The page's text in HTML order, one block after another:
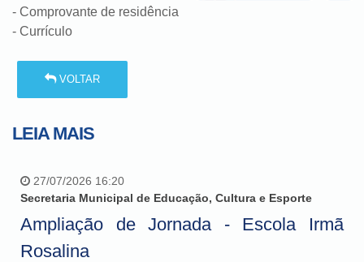
- Comprovante de residência
- Currículo
VOLTAR
LEIA MAIS
27/07/2026 16:20
Secretaria Municipal de Educação, Cultura e Esporte
Ampliação de Jornada - Escola Irmã
Rosalina